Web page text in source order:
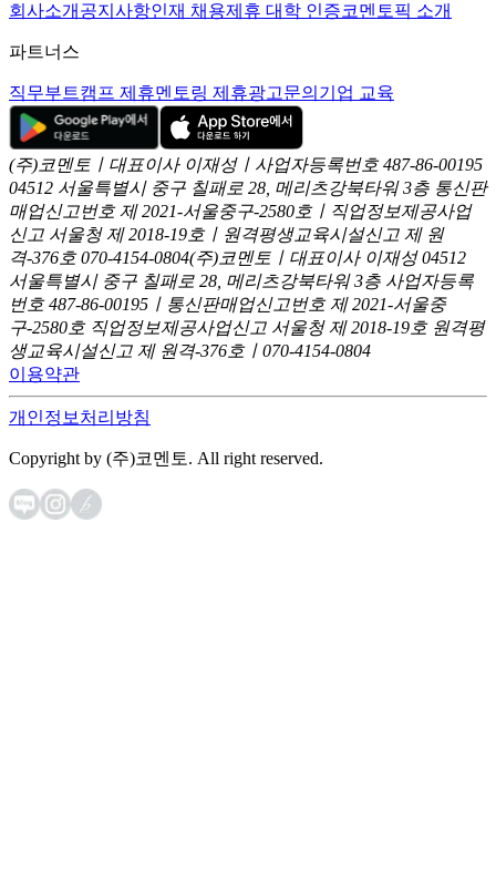
회사소개 공지사항인재 채용제휴 대학 인증코멘토픽 소개
파트너스
직무부트캠프 제휴멘토링 제휴광고문의 기업 교육
(주)코멘토ㅣ대표이사 이재성ㅣ사업자등록번호 487-86-00195
04512 서울특별시 중구 칠패로 28, 메리츠강북타워 3층 통신판
매업신고번호 제 2021-서울중구-2580호ㅣ직업정보제공사업
신고 서울청 제 2018-19호ㅣ원격평생교육시설신고 제 원
격-376호 070-4154-0804(주)코멘토ㅣ대표이사 이재성 04512
서울특별시 중구 칠패로 28, 메리츠강북타워 3층 사업자등록
번호 487-86-00195ㅣ통신판매업신고번호 제 2021-서울중
구-2580호 직업정보제공사업신고 서울청 제 2018-19호 원격평
생교육시설신고 제 원격-376호ㅣ070-4154-0804
이용약관
개인정보처리방침
Copyright by (주)코멘토. All right reserved.